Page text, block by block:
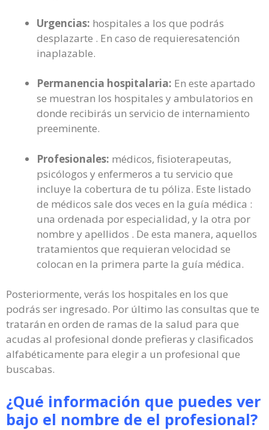
Urgencias: hospitales a los que podrás
desplazarte . En caso de requieresatención
inaplazable.
Permanencia hospitalaria: En este apartado
se muestran los hospitales y ambulatorios en
donde recibirás un servicio de internamiento
preeminente.
Profesionales: médicos, fisioterapeutas,
psicólogos y enfermeros a tu servicio que
incluye la cobertura de tu póliza. Este listado
de médicos sale dos veces en la guía médica :
una ordenada por especialidad, y la otra por
nombre y apellidos . De esta manera, aquellos
tratamientos que requieran velocidad se
colocan en la primera parte la guía médica.
Posteriormente, verás los hospitales en los que
podrás ser ingresado. Por último las consultas que te
tratarán en orden de ramas de la salud para que
acudas al profesional donde prefieras y clasificados
alfabéticamente para elegir a un profesional que
buscabas.
¿Qué información que puedes ver
bajo el nombre de el profesional?